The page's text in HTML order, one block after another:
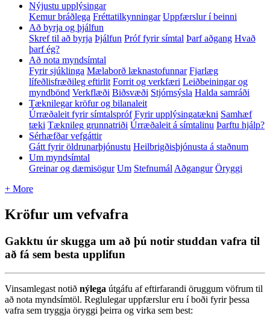
Nýjustu upplýsingar
Kemur bráðlega Fréttatilkynningar Uppfærslur í beinni
Að byrja og þjálfun
Skref til að byrja Þjálfun Próf fyrir símtal Þarf aðgang Hvað
þarf ég?
Að nota myndsímtal
Fyrir sjúklinga Mælaborð læknastofunnar Fjarlæg
lífeðlisfræðileg eftirlit Forrit og verkfæri Leiðbeiningar og
myndbönd Verkflæði Biðsvæði Stjórnsýsla Halda samráði
Tæknilegar kröfur og bilanaleit
Úrræðaleit fyrir símtalspróf Fyrir upplýsingatækni Samhæf
tæki Tæknileg grunnatriði Úrræðaleit á símtalinu Þarftu hjálp?
Sérhæfðar vefgáttir
Gátt fyrir öldrunarþjónustu Heilbrigðisþjónusta á staðnum
Um myndsímtal
Greinar og dæmisögur Um Stefnumál Aðgangur Öryggi
+ More
Kröfur um vefvafra
Gakktu úr skugga um að þú notir studdan vafra til
að fá sem besta upplifun
Vinsamlegast notið nýlega útgáfu af eftirfarandi öruggum vöfrum til
að nota myndsímtöl. Reglulegar uppfærslur eru í boði fyrir þessa
vafra sem tryggja öryggi þeirra og virka sem best: